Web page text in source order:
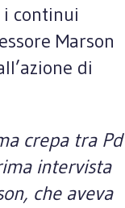
i continui
Marson
di
crepa tra Pd
intervista
che aveva